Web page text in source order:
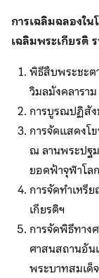
การเฉลิมฉลองใ
เฉลิมพระเกียรติ
พิธีสืบพระชะ
วิมลมังคลารา
การบูรณปฏิสั
การจัดแสดงโ
ณ ลานพระปฐ
ยอดฟ้าจุฬาโล
การจัดทำเหรี
เกียรติฯ
การจัดพิธีทาง
ศาสนสถานอัน
พระบาทสมเด็